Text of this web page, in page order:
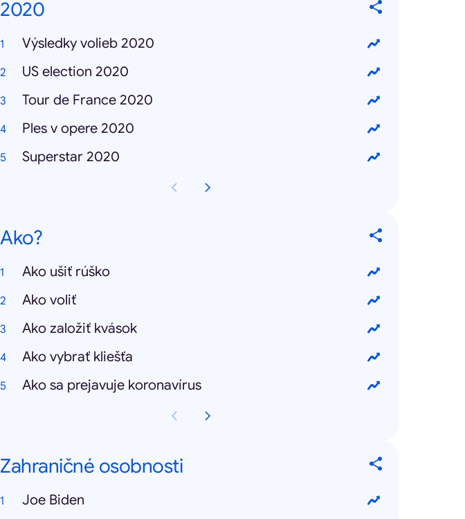
2020
Výsledky volieb 2020
US election 2020
Tour de France 2020
Ples v opere 2020
Superstar 2020
Ako?
Ako ušiť rúško
Ako voliť
Ako založiť kvások
Ako vybrať kliešťa
Ako sa prejavuje koronavírus
Zahraničné osobnosti
Joe Biden